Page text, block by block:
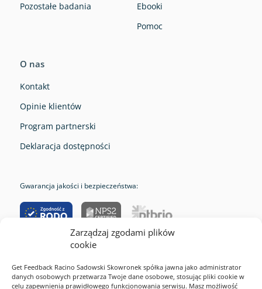
Zarządzaj zgodami plików
cookie
Get Feedback Racino Sadowski Skowronek spółka jawna jako administrator
danych osobowych przetwarza Twoje dane osobowe, stosując pliki cookie w
celu zapewnienia prawidłowego funkcjonowania serwisu. Masz możliwość
Pozostałe badania
Ebooki
Pomoc
O nas
Kontakt
Opinie klientów
Program partnerski
Deklaracja dostępności
Gwarancja jakości i bezpieczeństwa:
Cookies
RODO